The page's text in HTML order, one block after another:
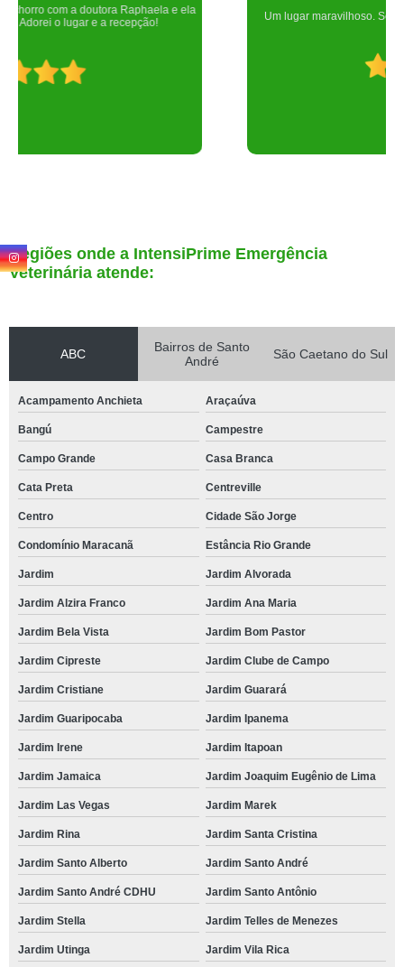
Um lugar maravilhoso. Sempre serei grata pelo que fizeram por nós!
Regiões onde a IntensiPrime Emergência
Veterinária atende:
ABC
Bairros de Santo
André
São Caetano do Sul
Acampamento Anchieta Araçaúva
Bangú Campestre
Campo Grande Casa Branca
Cata Preta Centreville
Centro Cidade São Jorge
Condomínio Maracanã Estância Rio Grande
Jardim Jardim Alvorada
Jardim Alzira Franco Jardim Ana Maria
Jardim Bela Vista Jardim Bom Pastor
Jardim Cipreste Jardim Clube de Campo
Jardim Cristiane Jardim Guarará
Jardim Guaripocaba Jardim Ipanema
Jardim Irene Jardim Itapoan
Jardim Jamaica Jardim Joaquim Eugênio de Lima
Jardim Las Vegas Jardim Marek
Jardim Rina Jardim Santa Cristina
Jardim Santo Alberto Jardim Santo André
Jardim Santo André CDHU Jardim Santo Antônio
Jardim Stella Jardim Telles de Menezes
Jardim Utinga Jardim Vila Rica